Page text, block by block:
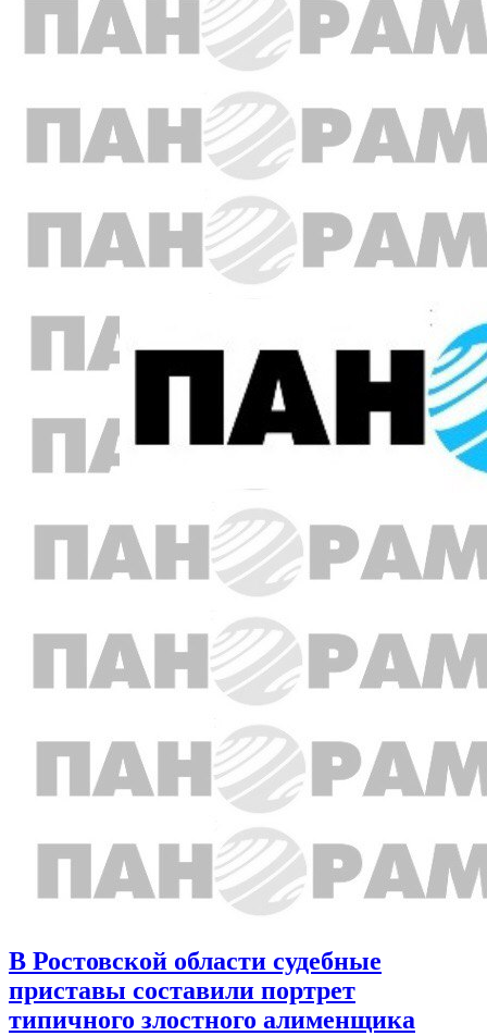
В Ростовской области судебные
приставы составили портрет
типичного злостного алименщика